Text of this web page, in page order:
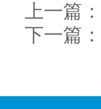
上一篇：
下一篇：